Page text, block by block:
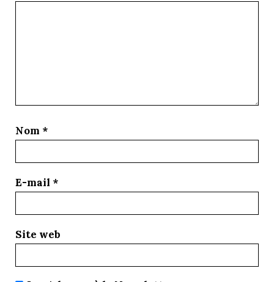
Nom *
E-mail *
Site web